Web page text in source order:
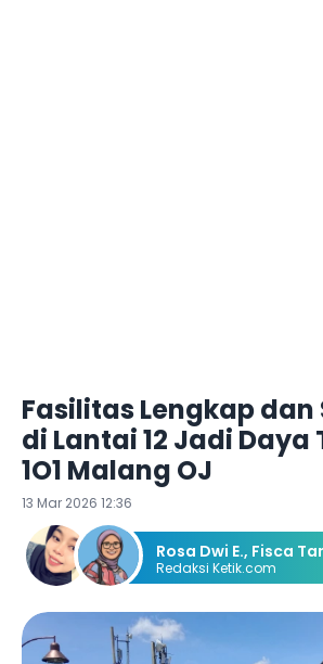
Fasilitas Lengkap dan
di Lantai 12 Jadi Daya
1O1 Malang OJ
13 Mar 2026 12:36
Rosa Dwi E., Fisca
Redaksi Ketik.com